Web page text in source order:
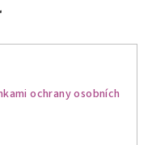
ochrany osobních